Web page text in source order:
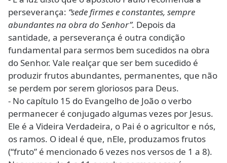
perseverança: “sede firmes e constantes, sempre
abundantes na obra do Senhor”. Depois da
santidade, a perseverança é outra condição
fundamental para sermos bem sucedidos na obra
do Senhor. Vale realçar que ser bem sucedido é
produzir frutos abundantes, permanentes, que não
se perdem por serem gloriosos para Deus.
- No capítulo 15 do Evangelho de João o verbo
permanecer é conjugado algumas vezes por Jesus.
Ele é a Videira Verdadeira, o Pai é o agricultor e nós,
os ramos. O ideal é que, nEle, produzamos frutos
(“fruto” é mencionado 6 vezes nos versos de 1 a 8).